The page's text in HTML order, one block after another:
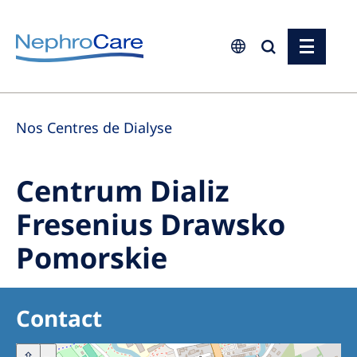
Europe
Czech Republic
Germany
Israel
Italy
Poland
Portugal
Nos Centres de Dialyse
Centrum Dializ
Fresenius Drawsko
Pomorskie
Contact